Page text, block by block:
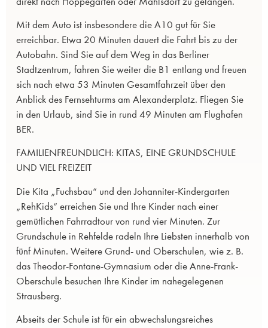
Mit dem Auto ist insbesondere die A10 gut für Sie
erreichbar. Etwa 20 Minuten dauert die Fahrt bis zu der
Autobahn. Sind Sie auf dem Weg in das Berliner
Stadtzentrum, fahren Sie weiter die B1 entlang und freuen
sich nach etwa 53 Minuten Gesamtfahrzeit über den
Anblick des Fernsehturms am Alexanderplatz. Fliegen Sie
in den Urlaub, sind Sie in rund 49 Minuten am Flughafen
BER.
FAMILIENFREUNDLICH: KITAS, EINE GRUNDSCHULE
UND VIEL FREIZEIT
Die Kita „Fuchsbau“ und den Johanniter-Kindergarten
„RehKids“ erreichen Sie und Ihre Kinder nach einer
gemütlichen Fahrradtour von rund vier Minuten. Zur
Grundschule in Rehfelde radeln Ihre Liebsten innerhalb von
fünf Minuten. Weitere Grund- und Oberschulen, wie z. B.
das Theodor-Fontane-Gymnasium oder die Anne-Frank-
Oberschule besuchen Ihre Kinder im nahegelegenen
Strausberg.
Abseits der Schule ist für ein abwechslungsreiches